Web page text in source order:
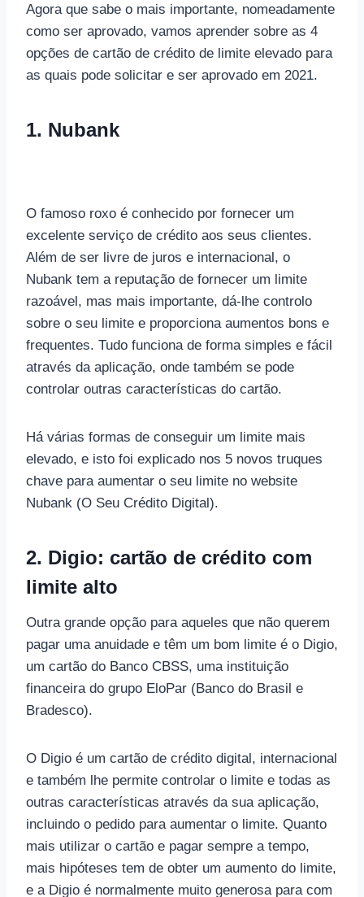
Agora que sabe o mais importante, nomeadamente
como ser aprovado, vamos aprender sobre as 4
opções de cartão de crédito de limite elevado para
as quais pode solicitar e ser aprovado em 2021.
1. Nubank
O famoso roxo é conhecido por fornecer um
excelente serviço de crédito aos seus clientes.
Além de ser livre de juros e internacional, o
Nubank tem a reputação de fornecer um limite
razoável, mas mais importante, dá-lhe controlo
sobre o seu limite e proporciona aumentos bons e
frequentes. Tudo funciona de forma simples e fácil
através da aplicação, onde também se pode
controlar outras características do cartão.
Há várias formas de conseguir um limite mais
elevado, e isto foi explicado nos 5 novos truques
chave para aumentar o seu limite no website
Nubank (O Seu Crédito Digital).
2. Digio: cartão de crédito com
limite alto
Outra grande opção para aqueles que não querem
pagar uma anuidade e têm um bom limite é o Digio,
um cartão do Banco CBSS, uma instituição
financeira do grupo EloPar (Banco do Brasil e
Bradesco).
O Digio é um cartão de crédito digital, internacional
e também lhe permite controlar o limite e todas as
outras características através da sua aplicação,
incluindo o pedido para aumentar o limite. Quanto
mais utilizar o cartão e pagar sempre a tempo,
mais hipóteses tem de obter um aumento do limite,
e a Digio é normalmente muito generosa para com